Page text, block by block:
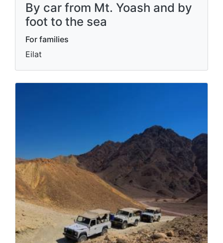
By car from Mt. Yoash and by
foot to the sea
For families
Eilat